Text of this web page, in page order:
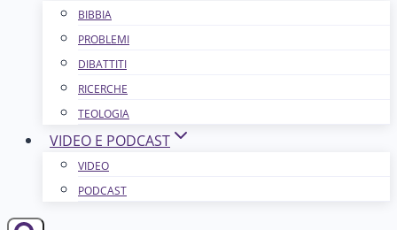
BIBBIA
PROBLEMI
DIBATTITI
RICERCHE
TEOLOGIA
VIDEO E PODCAST
VIDEO
PODCAST